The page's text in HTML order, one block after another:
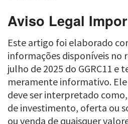
Aviso Legal
Este artigo foi elaborado
informações disponíveis no
julho de 2025 do GGRC11 e
meramente informativo.
deve ser interpretado
de investimento, oferta ou
ou venda de quaisquer